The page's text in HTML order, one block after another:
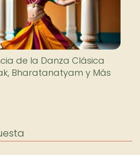
de la Danza Clásica
Bharatanatyam y Más